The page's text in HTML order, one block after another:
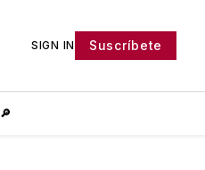
SIGN IN Suscríbete
🔎